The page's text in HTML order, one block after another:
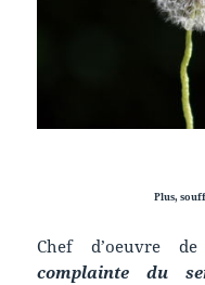
Plus,
Chef d’oeuvre
complainte du